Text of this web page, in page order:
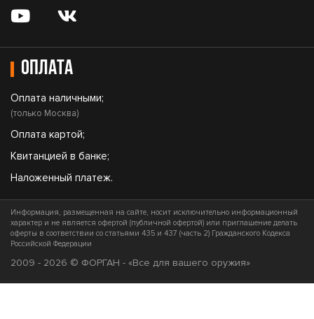
Оплата
Оплата наличными;
(только Москва)
Оплата картой;
Квитанцией в банке;
Наложенный платеж.
Информация, размещенная на сайте, носит исключительно информационный
характер и не является офертой (публичной офертой) или приглашение делать
оферты в соответствии со статьями 435 и 437 (часть 2) Гражданского Кодекса
Российской Федерации
2009 - 2026 © ФОРГАН - «Все для вашего оружия»